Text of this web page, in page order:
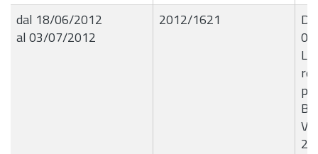
dal 18/06/2012
al 03/07/2012
2012/1621